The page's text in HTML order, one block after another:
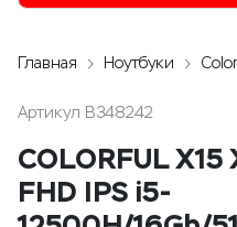
Главная Ноутбуки
Артикул B348242
COLORFUL
FHD IPS i5-